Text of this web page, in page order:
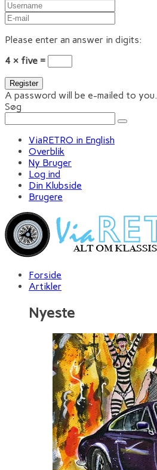
Please enter an answer in digits:
4 × five =
A password will be e-mailed to you.
Søg
ViaRETRO in English
Overblik
Ny Bruger
Log ind
Din Klubside
Brugere
Forside
Artikler
Nyeste